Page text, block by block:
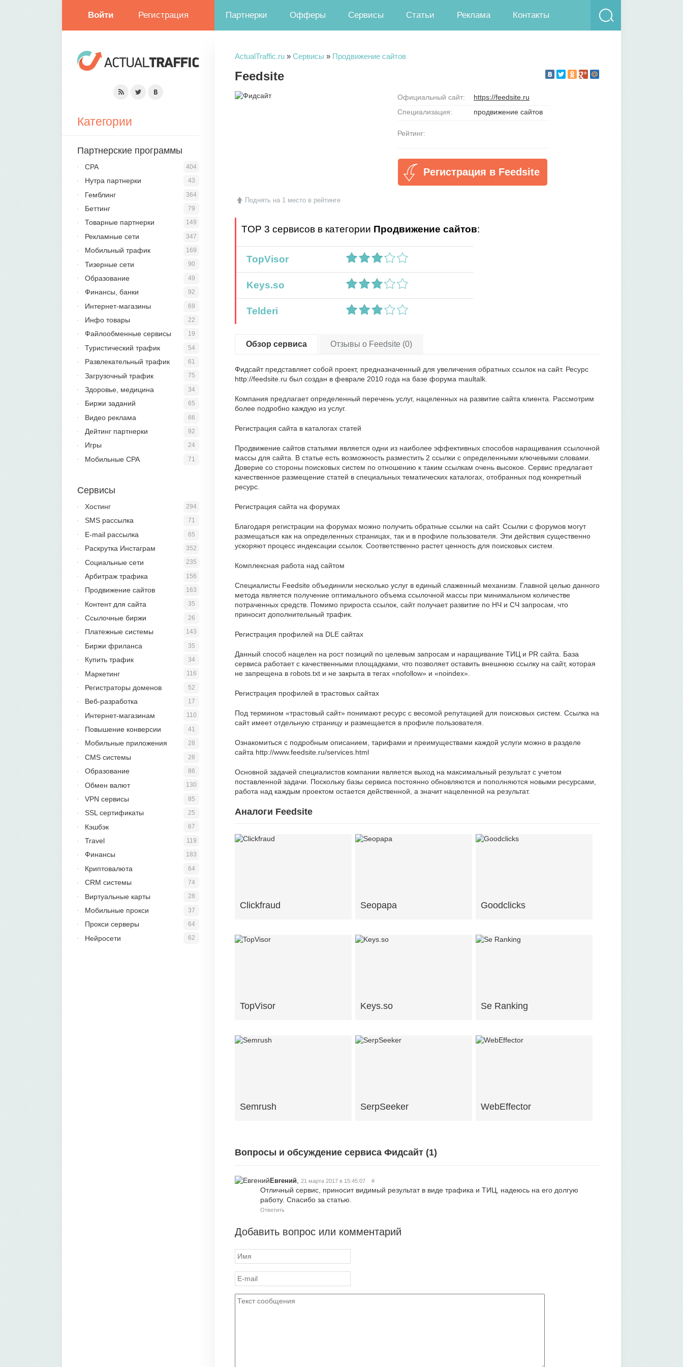
Войти Регистрация Партнерки Офферы Сервисы Статьи Реклама Контакты
ActualTraffic.ru » Сервисы » Продвижение сайтов
Feedsite
Поднять на 1 место в рейтинге
Официальный сайт:
https://feedsite.ru
Специализация:
продвижение сайтов
Рейтинг:
Регистрация в Feedsite
TOP 3 сервисов в категории Продвижение сайтов:
TopVisor
Keys.so
Telderi
Обзор сервиса Отзывы о Feedsite (0)
Фидсайт представляет собой проект, предназначенный для увеличения обратных ссылок на сайт. Ресурс
http://feedsite.ru был создан в феврале 2010 года на базе форума maultalk.
Компания предлагает определенный перечень услуг, нацеленных на развитие сайта клиента. Рассмотрим
более подробно каждую из услуг.
Регистрация сайта в каталогах статей
Продвижение сайтов статьями является одни из наиболее эффективных способов наращивания ссылочной
массы для сайта. В статье есть возможность разместить 2 ссылки с определенными ключевыми словами.
Доверие со стороны поисковых систем по отношению к таким ссылкам очень высокое. Сервис предлагает
качественное размещение статей в специальных тематических каталогах, отобранных под конкретный
ресурс.
Регистрация сайта на форумах
Благодаря регистрации на форумах можно получить обратные ссылки на сайт. Ссылки с форумов могут
размещаться как на определенных страницах, так и в профиле пользователя. Эти действия существенно
ускоряют процесс индексации ссылок. Соответственно растет ценность для поисковых систем.
Комплексная работа над сайтом
Специалисты Feedsite объединили несколько услуг в единый слаженный механизм. Главной целью данного
метода является получение оптимального объема ссылочной массы при минимальном количестве
потраченных средств. Помимо прироста ссылок, сайт получает развитие по НЧ и СЧ запросам, что
приносит дополнительный трафик.
Регистрация профилей на DLE сайтах
Данный способ нацелен на рост позиций по целевым запросам и наращивание ТИЦ и PR сайта. База
сервиса работает с качественными площадками, что позволяет оставить внешнюю ссылку на сайт, которая
не запрещена в robots.txt и не закрыта в тегах «nofollow» и «noindex».
Регистрация профилей в трастовых сайтах
Под термином «трастовый сайт» понимают ресурс с весомой репутацией для поисковых систем. Ссылка на
сайт имеет отдельную страницу и размещается в профиле пользователя.
Ознакомиться с подробным описанием, тарифами и преимуществами каждой услуги можно в разделе
сайта http://www.feedsite.ru/services.html
Основной задачей специалистов компании является выход на максимальный результат с учетом
поставленной задачи. Поскольку базы сервиса постоянно обновляются и пополняются новыми ресурсами,
работа над каждым проектом остается действенной, а значит нацеленной на результат.
Аналоги Feedsite
Clickfraud Seopapa Goodclicks
TopVisor Keys.so Se Ranking
Semrush SerpSeeker WebEffector
Вопросы и обсуждение сервиса Фидсайт (1)
Евгений 21 марта 2017 в 15:45:07 #
Отличный сервис, приносит видимый результат в виде трафика и ТИЦ, надеюсь на его долгую
работу. Спасибо за статью.
Ответить
Добавить вопрос или комментарий
Категории
Партнерские программы
404
CPA
43
Нутра партнерки
364
Гемблинг
79
Беттинг
149
Товарные партнерки
347
Рекламные сети
169
Мобильный трафик
90
Тизерные сети
49
Образование
92
Финансы, банки
69
Интернет-магазины
22
Инфо товары
19
Файлообменные сервисы
54
Туристический трафик
61
Развлекательный трафик
75
Загрузочный трафик
34
Здоровье, медицина
65
Биржи заданий
66
Видео реклама
92
Дейтинг партнерки
24
Игры
71
Мобильные CPA
Сервисы
294
Хостинг
71
SMS рассылка
65
E-mail рассылка
352
Раскрутка Инстаграм
235
Социальные сети
156
Арбитраж трафика
163
Продвижение сайтов
35
Контент для сайта
26
Ссылочные биржи
143
Платежные системы
35
Биржи фриланса
34
Купить трафик
116
Маркетинг
52
Регистраторы доменов
17
Веб-разработка
110
Интернет-магазинам
41
Повышение конверсии
28
Мобильные приложения
28
CMS системы
86
Образование
130
Обмен валют
85
VPN сервисы
25
SSL сертификаты
67
Кэшбэк
119
Travel
183
Финансы
64
Криптовалюта
74
CRM системы
28
Виртуальные карты
37
Мобильные прокси
64
Прокси серверы
62
Нейросети